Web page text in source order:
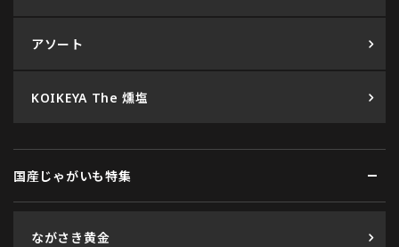
アソート
KOIKEYA The 燻塩
国産じゃがいも特集
ながさき黄金